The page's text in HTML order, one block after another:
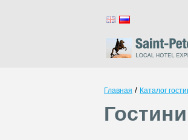
Главная / Каталог